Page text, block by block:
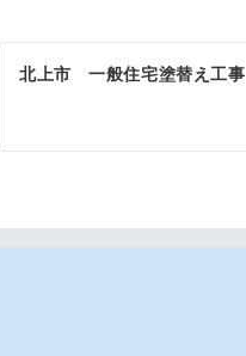
北上市 一般住宅塗替え工事